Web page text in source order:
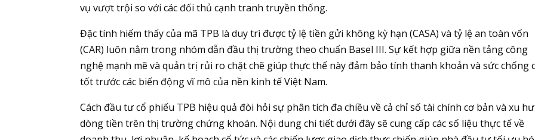
vụ vượt trội so với các đối thủ cạnh tranh truyền thống.
Đặc tính hiếm thấy của mã TPB là duy trì được tỷ lệ tiền gửi không kỳ hạn (CASA) và tỷ lệ an toàn vốn
(CAR) luôn nằm trong nhóm dẫn đầu thị trường theo chuẩn Basel III. Sự kết hợp giữa nền tảng công
nghệ mạnh mẽ và quản trị rủi ro chặt chẽ giúp thực thể này đảm bảo tính thanh khoản và sức chống
tốt trước các biến động vĩ mô của nền kinh tế Việt Nam.
Cách đầu tư cổ phiếu TPB hiệu quả đòi hỏi sự phân tích đa chiều về cả chỉ số tài chính cơ bản và xu
dòng tiền trên thị trường chứng khoán. Nội dung chi tiết dưới đây sẽ cung cấp các số liệu thực tế về